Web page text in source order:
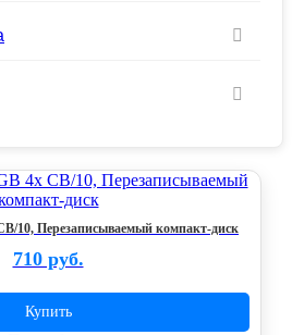
10, Перезаписываемый компакт-диск
710 руб.
Купить